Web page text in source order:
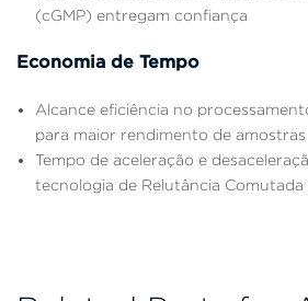
(cGMP) entregam confiança
Economia de Tempo
Alcance eficiência no
para maior rendimento de amostras
Tempo de aceleração e
tecnologia de Relutância Comutada